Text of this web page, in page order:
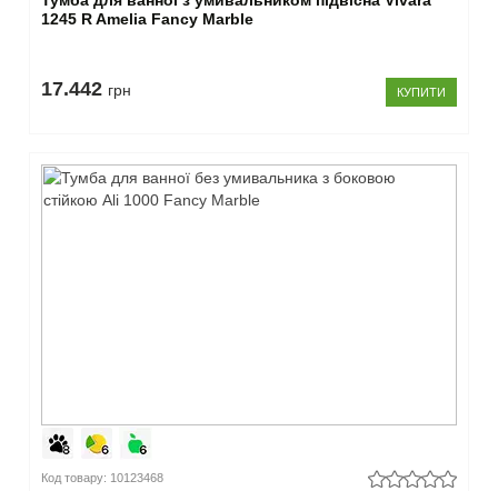
1245 R Amelia Fancy Marble
17.442 грн КУПИТИ
Код товару: 10123468